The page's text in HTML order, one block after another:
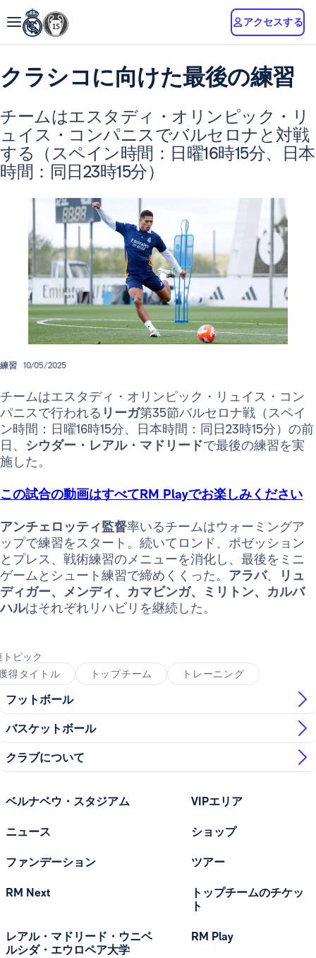
アクセスする
クラシコに向けた最後の練習
チームはエスタディ・オリンピック・リ
ュイス・コンパニスでバルセロナと対戦
する（スペイン時間：日曜16時15分、日本
時間：同日23時15分）
練習 10/05/2025
チームはエスタディ・オリンピック・リュイス・コン
パニスで行われる リーガ第35節バルセロナ戦（スペイ
ン時間：日曜16時15分、日本時間：同日23時15分）の前
日、 シウダー・レアル・マドリードで最後の練習を実
施した。
この試合の動画はすべてRM Playでお楽しみください
アンチェロッティ監督率いるチームはウォーミングア
ップで練習をスタート。続いてロンド、ポゼッション
とプレス、戦術練習のメニューを消化し、最後をミニ
ゲームとシュート練習で締めくくった。 アラバ、
リュ
ディガー、メンディ、カマビンガ、ミリトン、カルバ
ハルはそれぞれリハビリを継続した。
トピック
得タイトル
トップチーム トレーニング
フットボール
バスケットボール
クラブについて
ベルナベウ・スタジアム
ニュース
ファンデーション
RM Next
レアル・マドリード・ウニベ
ルシダ・エウロペア大学
VIPエリア
ショップ
ツアー
トップチームのチケッ
ト
RM Play